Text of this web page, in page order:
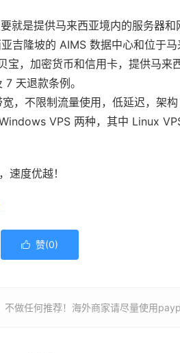
就是提供马来西亚境内的服务器和
吉隆坡的 AIMS 数据中心和位于
，加密货币和信用卡，提供马来
天退款条例。
，不限制流量使用，低延迟，架构
VPS 两种，其中 Linux
速度优越！
 赞(0)
做任何推荐！海外商家请尽量使用